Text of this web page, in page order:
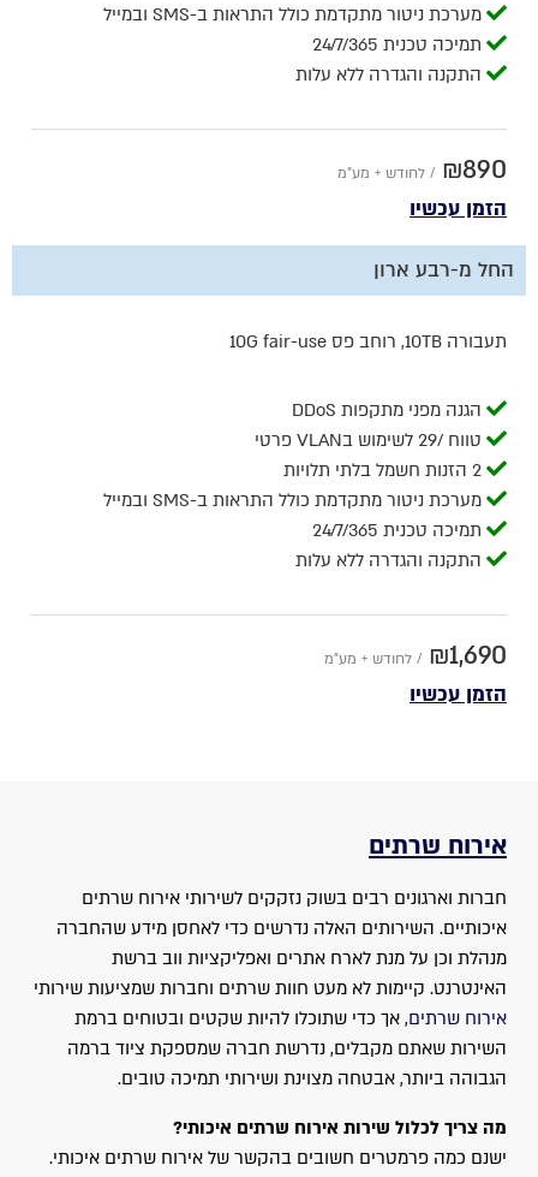
מערכת ניטור מתקדמת כולל התראות ב-SMS ובמייל
תמיכה טכנית 24/7/365
התקנה והגדרה ללא עלות
₪890 / לחודש + מע"מ
הזמן עכשיו
החל מ-רבע ארון
תעבורה 10TB, רוחב פס 10G fair-use
הגנה מפני מתקפות DDoS
טווח /29 לשימוש בVLAN פרטי
2 הזנות חשמל בלתי תלויות
מערכת ניטור מתקדמת כולל התראות ב-SMS ובמייל
תמיכה טכנית 24/7/365
התקנה והגדרה ללא עלות
₪1,690 / לחודש + מע"מ
הזמן עכשיו
אירוח שרתים
חברות וארגונים רבים בשוק נזקקים לשירותי אירוח שרתים
איכותיים. השירותים האלה נדרשים כדי לאחסן מידע שהחברה
מנהלת וכן על מנת לארח אתרים ואפליקציות ווב ברשת
האינטרנט. קיימות לא מעט חוות שרתים וחברות שמציעות שירותי
אירוח שרתים, אך כדי שתוכלו להיות שקטים ובטוחים ברמת
השירות שאתם מקבלים, נדרשת חברה שמספקת ציוד ברמה
הגבוהה ביותר, אבטחה מצוינת ושירותי תמיכה טובים.
מה צריך לכלול שירות אירוח שרתים איכותי?
ישנם כמה פרמטרים חשובים בהקשר של אירוח שרתים איכותי.